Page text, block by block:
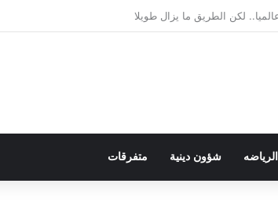
الرياضه شؤون دينية متفرقات